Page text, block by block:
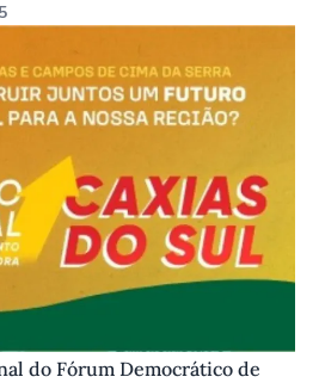
do Fórum Democrático de